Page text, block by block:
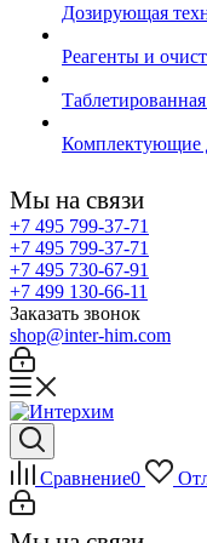
Дозирующая
Реагенты и
Комплектующие
Мы на связи
+7 495 799-37-71
+7 495 799-37-71
+7 495 730-67-91
+7 499 130-66-11
Заказать звонок
shop@inter-him.com
Сравнение0